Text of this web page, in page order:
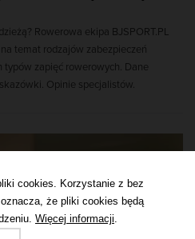
Rowerowa ekipa BJSPORT.PL
temat rodzajów zabezpieczeń
typów zapięć rowerowych. Dane
Opinie specjalistów.
cookies. Korzystanie z bez
że pliki cookies będą
Więcej informacji.